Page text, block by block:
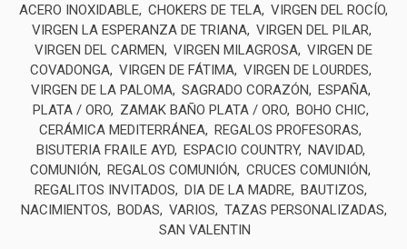
ACERO INOXIDABLE CHOKERS DE TELA VIRGEN DEL ROCÍO
VIRGEN LA ESPERANZA DE TRIANA VIRGEN DEL PILAR
VIRGEN DEL CARMEN
VIRGEN MILAGROSA VIRGEN DE
COVADONGA VIRGEN DE FÁTIMA VIRGEN DE LOURDES
VIRGEN DE LA PALOMA SAGRADO CORAZÓN
ESPAÑA
PLATA / ORO
ZAMAK BAÑO PLATA / ORO BOHO CHIC
CERÁMICA MEDITERRÁNEA REGALOS PROFESORAS
BISUTERIA FRAILE AYD ESPACIO COUNTRY NAVIDAD
COMUNIÓN
REGALOS COMUNIÓN
CRUCES COMUNIÓN
REGALITOS INVITADOS
DIA DE LA MADRE BAUTIZOS
NACIMIENTOS
BODAS VARIOS
TAZAS PERSONALIZADAS
SAN VALENTIN